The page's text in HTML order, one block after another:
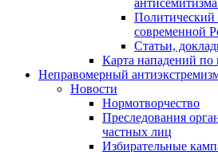
Политический
современной
Статьи,
Карта нападений по
Неправомерный
Новости
Нормотворчество
Преследования
частных лиц
Избирательные